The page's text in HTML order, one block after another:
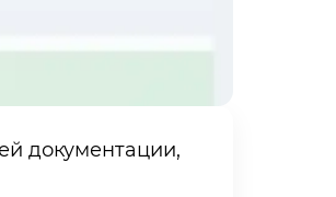
документации,